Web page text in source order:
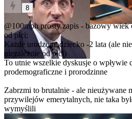
8
@100mphprosty zapis - bazowy wiek
od płci;
Każde urodzone dziecko -2 lata (ale
niezależnie od płci)
To utnie wszelkie dyskusje o wpływie
prodemograficzne i prorodzinne
Zabrzmi to brutalnie - ale nieużywane
przywilejów emerytalnych, nie taka
wymyślili